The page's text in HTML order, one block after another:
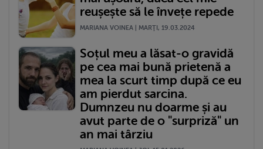
reușește să le învețe repede
MARIANA VOINEA | MARŢI, 19.03.2024
Soțul meu a lăsat-o gravidă
pe cea mai bună prietenă a
mea la scurt timp după ce eu
am pierdut sarcina.
Dumnzeu nu doarme și au
avut parte de o "surpriză" un
an mai târziu